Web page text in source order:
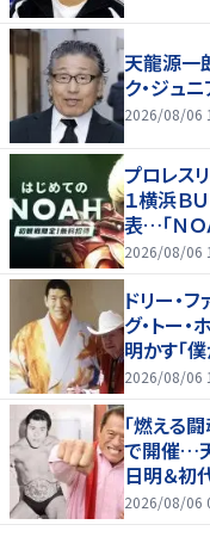
天龍源一
ク・ジュ
2026/08/06
プロレスリ
１横浜Ｂ
表…「Ｎ
2026/08/06
ドリー・
グ・トー
明かす「
2026/08/06
「燃える
で開催…
日明＆初
７まで
2026/08/06